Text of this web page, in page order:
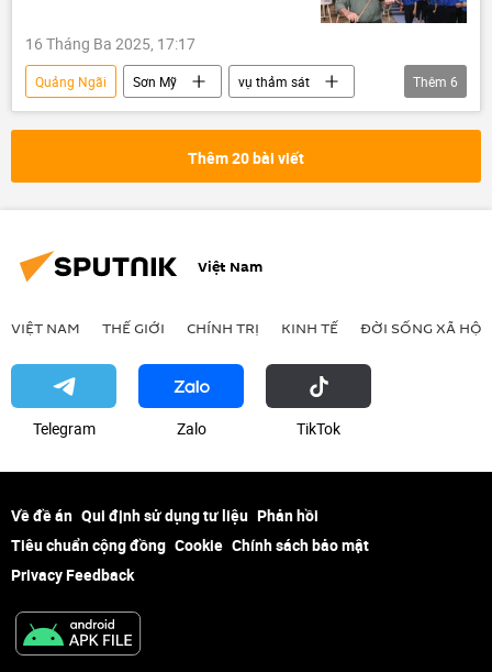
16 Tháng Ba 2025, 17:17
Quảng Ngãi Sơn Mỹ
vụ thảm sát
chiến tranh Việt Nam
Hoa Kỳ
phương Tây
Việt Nam
Thêm 6
Thêm 20 bài viết
Việt Nam
VIỆT NAM THẾ GIỚI CHÍNH TRỊ KINH TẾ ĐỜI SỐNG XÃ HỘI
Telegram Zalo ТikТоk
Về đề án Qui định sử dụng tư liệu Phản hồi
Tiêu chuẩn cộng đồng Cookie Chính sách bảo mật
Privacy Feedback